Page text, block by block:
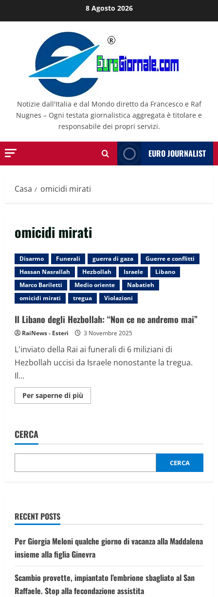
al
8 Agosto 2026
Notizie dall'Italia e dal Mondo diretto da Francesco e Raf
Nugnes – Ogni testata giornalistica aggregata è titolare e
responsabile dei propri servizi.
EURO JOURNALIST
Casa omicidi mirati
omicidi mirati
Disarmo Funerali guerra di gaza
Guerre e conflitti
Hassan Nasrallah
Hezbollah Israele
Libano
Marco Bariletti
Medio oriente
Nabatieh
omicidi mirati
tregua Violazioni
Il Libano degli Hezbollah: “Non ce ne andremo mai”
RaiNews - Esteri 3 Novembre 2025
L'inviato della Rai ai funerali di 6 miliziani di
Hezbollah uccisi da Israele nonostante la tregua.
Il...
Per saperne di più
informazioni
“Non
ne
mai”
CERCA
CERCA
RECENT POSTS
Per Giorgia Meloni qualche giorno di vacanza alla Maddalena
insieme alla figlia Ginevra
Scambio provette, impiantato l’embrione sbagliato al San
Raffaele. Stop alla fecondazione assistita